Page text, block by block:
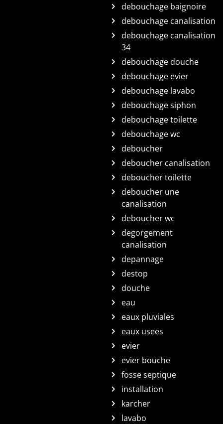
debouchage baignoire
debouchage canalisation
debouchage canalisation
34
debouchage douche
debouchage evier
debouchage lavabo
debouchage siphon
debouchage toilette
debouchage wc
deboucher
deboucher canalisation
deboucher toilette
deboucher une
canalisation
deboucher wc
degorgement
canalisation
depannage
destop
douche
eau
eaux pluviales
eaux usees
evier
evier bouche
fosse septique
installation
karcher
lavabo